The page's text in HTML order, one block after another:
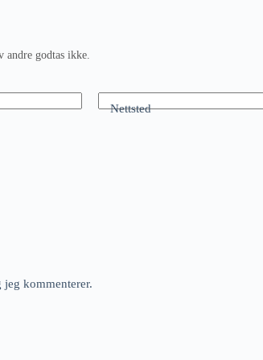
andre godtas ikke.
Nettsted
jeg kommenterer.